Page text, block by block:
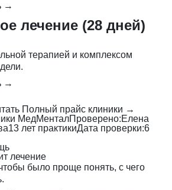
→
лечение (28 дней)
терапией и комплексом
→
Полный прайс клиники →
МедМенталПроверено:Елена
13 лет практикиДата проверки:6
лечение
было проще понять, с чего